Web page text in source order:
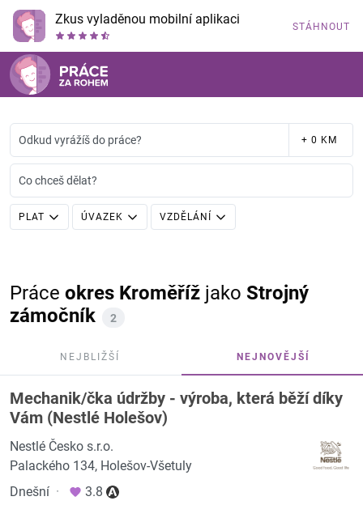
Zkus vyladěnou mobilní aplikaci STÁHNOUT
Odkud vyrážíš do práce? + 0 KM
Co chceš dělat?
PLAT ÚVAZEK VZDĚLÁNÍ
Práce okres Kroměříž jako Strojný
zámočník
2
NEJBLIŽŠÍ NEJNOVĚJŠÍ
Mechanik/čka údržby - výroba, která běží díky
Vám (Nestlé Holešov)
Nestlé Česko s.r.o.
Palackého 134, Holešov-Všetuly
Dnešní · 3.8